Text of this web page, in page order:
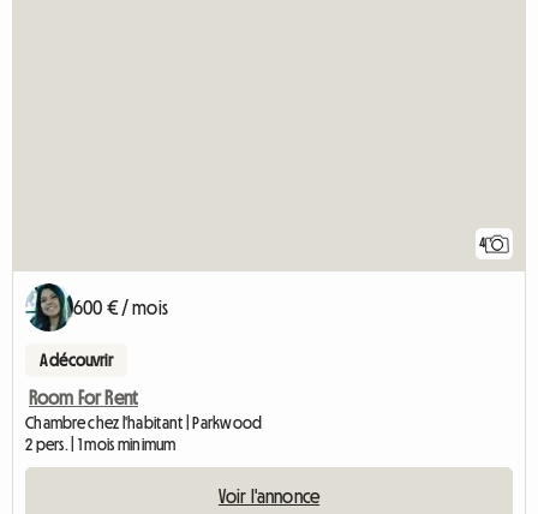
4
600 € / mois
A découvrir
Room For Rent
Chambre chez l'habitant | Parkwood
2 pers. | 1 mois minimum
Voir l'annonce